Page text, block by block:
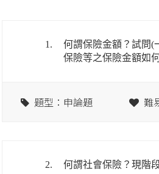
1.
何謂保險金額？試問(
保險等之保險金額如
題型：申論題 難
2. 何謂社會保險？現階